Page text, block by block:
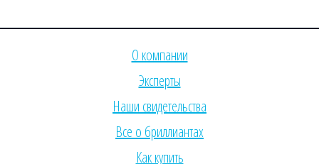
О компании
Эксперты
Наши свидетельства
Все о бриллиантах
Как купить